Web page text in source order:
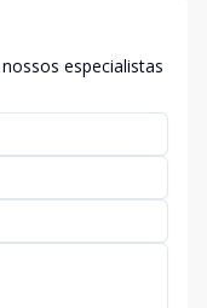
especialistas